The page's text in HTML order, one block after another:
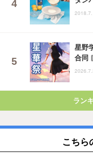
星野
合同
ラン
こちら